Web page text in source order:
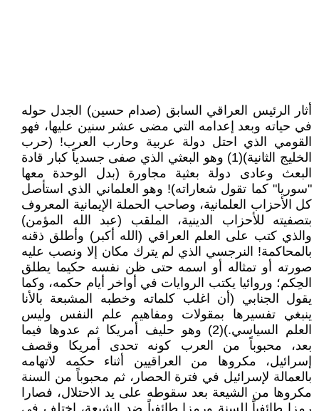
أثار الرئيس العراقي السابق (صدام حسين) الجدل حوله
في حياته وبعد إعدامه التي مضى عشر سنين عليها، فهو
القومي الذي احتل دولة عربية وحارب العرب! (حرب
الخليج الثانية)(1) وهو البعثي الذي صفى جسدياً كبار قادة
البعث وعادى دولة بعثية مجاورة (بدل الوحدة معها
"سوريا" كما تقول شعاراته)! وهو العلماني الذي استأصل
كل الأحزاب العلمانية، وصاحب الحملة الإيمانية المعروف
بتصفيته للأحزاب الدينية، الملقب (عبد الله المؤمن)
والذي كتب على العلم العراقي (الله أكبر) وأطلق ذقنه
بالمحاكمة! النرجسي الذي لم يترك مكان إلا ونصب عليه
صورته أو تمثاله أو اسمه حتى ظن نفسه حكيما يطلق
الحِكم؛ وروائيا يكتب الروايات في أواخر أيام حكمه، وكما
يقول الجنابي (أن اغلب كلماته وخطبه المشبعة بالأنا
ينبغي تفسيرها بمقولات ومفاهيم علم النفس وليس
العلم السياسي.)(2) وهو حليف أمريكا ثم عدوها فيما
بعد، محبوباً من العرب كونه تحدى أمريكا وقصف
إسرائيل، مكروها من العراقيين أثناء حكمه لاتهامه
بالعمالة لإسرائيل في فترة الحصار، ثم محبوباً من السنة
مكروها من الشيعة بعد سقوطه على يد الاحتلال، فصارا